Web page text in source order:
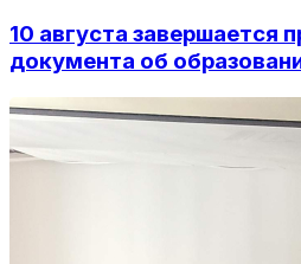
10 августа завершается
документа об